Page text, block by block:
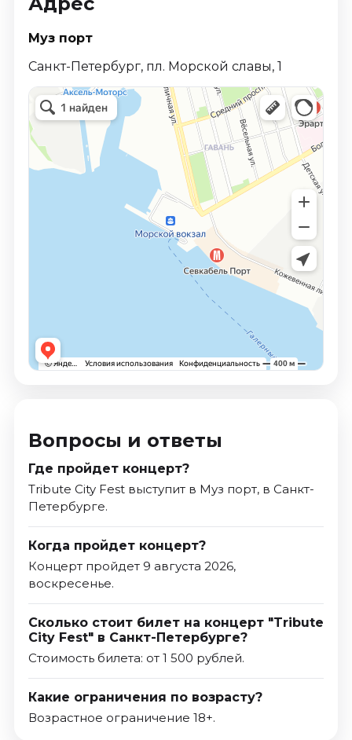
Муз порт
Санкт-Петербург, пл. Морской славы, 1
Вопросы и ответы
Где пройдет концерт?
Tribute City Fest выступит в Муз порт, в Санкт-
Петербурге.
Когда пройдет концерт?
Концерт пройдет 9 августа 2026,
воскресенье.
Сколько стоит билет на концерт "Tribute
City Fest" в Санкт-Петербурге?
Стоимость билета: от 1 500 рублей.
Какие ограничения по возрасту?
Возрастное ограничение 18+.